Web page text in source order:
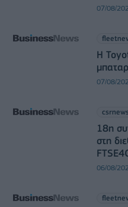
07/08/
Η
07/08/
18η
στη
06/08/